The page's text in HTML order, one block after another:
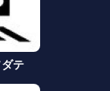
テ